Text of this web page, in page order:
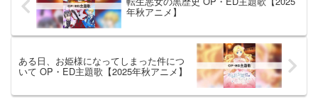
年秋アニメ】
ある日、お姫様になってしまった件につ
いて OP・ED主題歌【2025年秋アニメ】